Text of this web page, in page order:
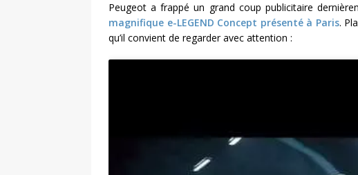
Peugeot a frappé un grand coup publicitaire
magnifique e-LEGEND Concept présenté à Paris.
qu’il convient de regarder avec attention :